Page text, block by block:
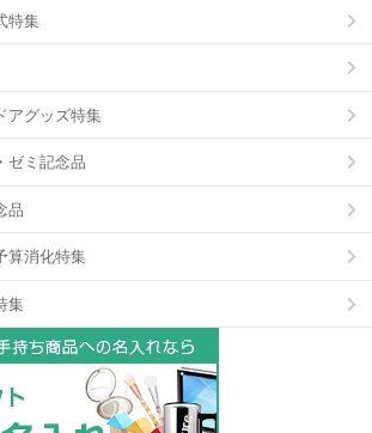
特集
アグッズ特集
ゼミ記念品
品
算消化特集
集